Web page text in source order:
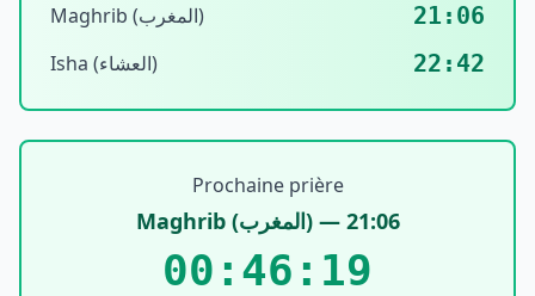
Maghrib (المغرب) 21:06
Isha (العشاء) 22:42
Prochaine prière
Maghrib(المغرب) — 21:06
00:46:19